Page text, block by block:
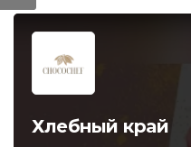
Хлебный край